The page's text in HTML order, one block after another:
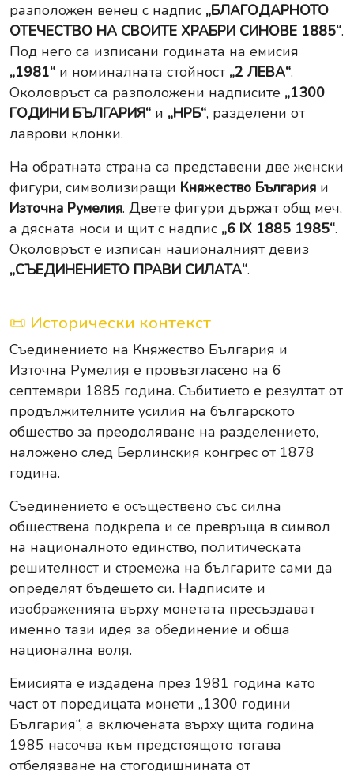
разположен венец с надпис „БЛАГОДАРНОТО
ОТЕЧЕСТВО НА СВОИТЕ ХРАБРИ СИНОВЕ 1885“.
Под него са изписани годината на емисия
„1981“ и номиналната стойност „2 ЛЕВА“.
Околовръст са разположени надписите „1300
ГОДИНИ БЪЛГАРИЯ“ и „НРБ“, разделени от
лаврови клонки.
На обратната страна са представени две женски
фигури, символизиращи Княжество България и
Източна Румелия. Двете фигури държат общ меч,
а дясната носи и щит с надпис „6 IX 1885 1985“.
Околовръст е изписан националният девиз
„СЪЕДИНЕНИЕТО ПРАВИ СИЛАТА“.
📜 Исторически контекст
Съединението на Княжество България и
Източна Румелия е провъзгласено на 6
септември 1885 година. Събитието е резултат от
продължителните усилия на българското
общество за преодоляване на разделението,
наложено след Берлинския конгрес от 1878
година.
Съединението е осъществено със силна
обществена подкрепа и се превръща в символ
на националното единство, политическата
решителност и стремежа на българите сами да
определят бъдещето си. Надписите и
изображенията върху монетата пресъздават
именно тази идея за обединение и обща
национална воля.
Емисията е издадена през 1981 година като
част от поредицата монети „1300 години
България“, а включената върху щита година
1985 насочва към предстоящото тогава
отбелязване на стогодишнината от